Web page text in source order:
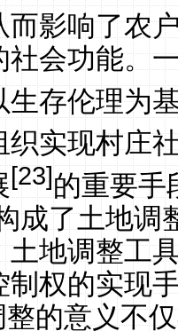
而影响了农
社会功能。
生存伦理为
织实现村庄
[23]的重要手
成了土地调
土地调整工
制权的实现
的意义不